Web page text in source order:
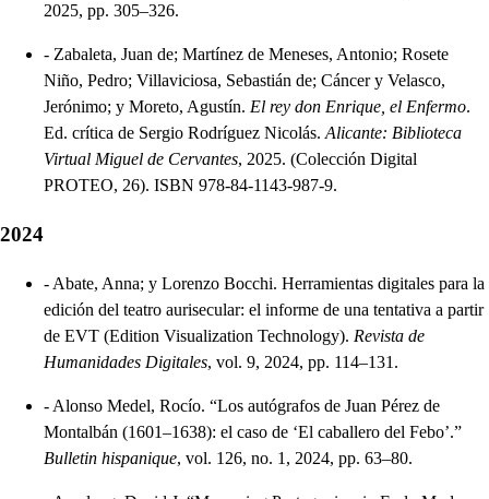
2025, pp. 305–326.
- Zabaleta, Juan de; Martínez de Meneses, Antonio; Rosete
Niño, Pedro; Villaviciosa, Sebastián de; Cáncer y Velasco,
Jerónimo; y Moreto, Agustín. El rey don Enrique, el Enfermo.
Ed. crítica de Sergio Rodríguez Nicolás. Alicante: Biblioteca
Virtual Miguel de Cervantes, 2025. (Colección Digital
PROTEO, 26). ISBN 978-84-1143-987-9.
2024
- Abate, Anna; y Lorenzo Bocchi. Herramientas digitales para la
edición del teatro aurisecular: el informe de una tentativa a partir
de EVT (Edition Visualization Technology). Revista de
Humanidades Digitales, vol. 9, 2024, pp. 114–131.
- Alonso Medel, Rocío. “Los autógrafos de Juan Pérez de
Montalbán (1601–1638): el caso de ‘El caballero del Febo’.”
Bulletin hispanique, vol. 126, no. 1, 2024, pp. 63–80.